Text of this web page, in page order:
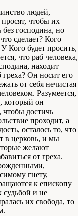
людей,
чтобы их
господина, но
сделает? Кого
Кого будет просить,
что раб человека,
находит
Он носит его
от себя нечистая
Разумеется,
который он
чтобы достичь
проходит, а
осталось то, что
в церковь, и мы
желают
от греха.
гнету,
к епископу
судьбой и не
их свобода, то